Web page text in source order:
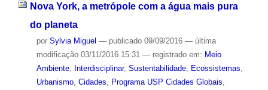
Nova York, a metrópole com a água mais pura
do planeta
por Sylvia Miguel — publicado09/09/2016 — última
modificação03/11/2016 15:31 — registrado em: Meio
Ambiente, Interdisciplinar, Sustentabilidade, Ecossistemas
Urbanismo, Cidades Programa USP Cidades Globais